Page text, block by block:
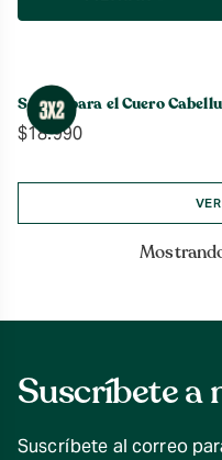
Sérum para el Cuero
$18.990
Suscríbete a
Suscríbete al correo